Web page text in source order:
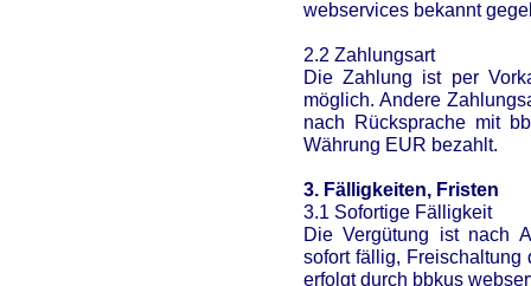
webservices bekannt
2.2 Zahlungsart
Die Zahlung ist per
möglich. Andere
nach Rücksprache mit
Währung EUR bezahlt.
3. Fälligkeiten, Fristen
3.1 Sofortige Fälligkeit
Die Vergütung ist nach
sofort fällig,
erfolgt durch bbkus